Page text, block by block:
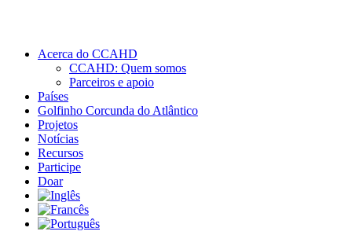
Acerca do CCAHD
CCAHD: Quem somos
Parceiros e apoio
Países
Golfinho Corcunda do Atlântico
Projetos
Notícias
Recursos
Participe
Doar